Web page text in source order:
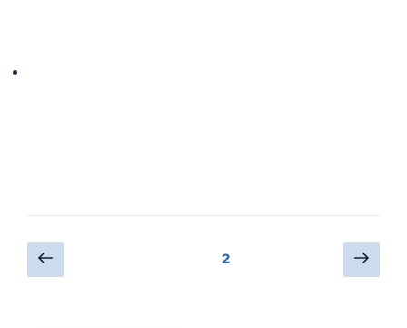
Berichten
paginering
Vorige
pagina
Pagina2